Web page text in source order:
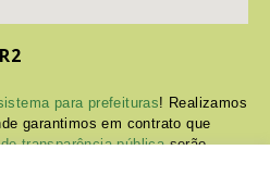
para prefeituras! Realizamos
garantimos em contrato que
transparência públicaserão